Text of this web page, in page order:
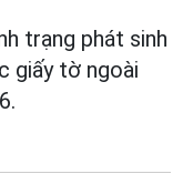
trạng phát sinh
giấy tờ ngoài